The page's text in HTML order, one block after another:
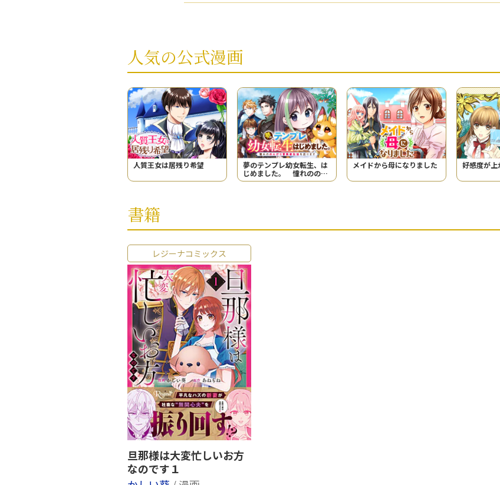
人気の公式漫画
人質王女は居残り希望
夢のテンプレ幼女転生、は
じめました。 憧れののん
びり冒険者生活を送ります
メイドから母になりました 好感度が上
書籍
レジーナコミックス
旦那様は大変忙しいお方
なのです１